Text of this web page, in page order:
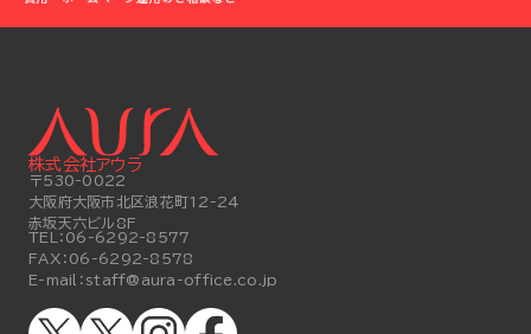
株式会社アウラ
〒530-0022
大阪府大阪市北区浪花町12-24
赤坂天六ビル8F
TEL： 06-6292-8577
FAX： 06-6292-8578
E-mail： staff@aura-office.co.jp